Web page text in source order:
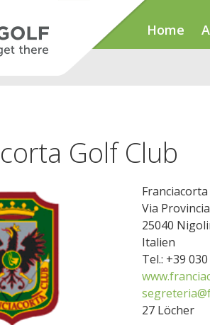
Home
Golf Club
Via
25040
Italien
Tel.: +39
27 Löcher